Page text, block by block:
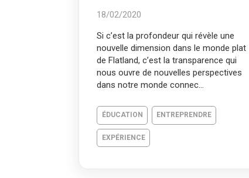
18/02/2020
Si c’est la profondeur qui révèle une
nouvelle dimension dans le monde plat
de Flatland, c’est la transparence qui
nous ouvre de nouvelles perspectives
dans notre monde connec...
ÉDUCATION ENTREPRENDRE
EXPÉRIENCE